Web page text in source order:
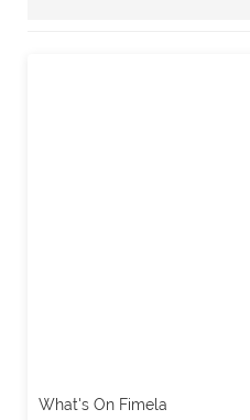
What's On Fimela